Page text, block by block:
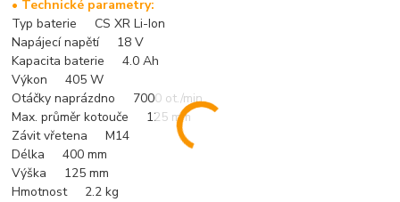
• Technické parametry:
Typ baterie CS XR Li-Ion
Napájecí napětí 18 V
Kapacita baterie 4.0 Ah
Výkon 405 W
Otáčky naprázdno 7000 ot./min
Max. průměr kotouče 125 mm
Závit vřetena M14
Délka 400 mm
Výška 125 mm
Hmotnost 2.2 kg